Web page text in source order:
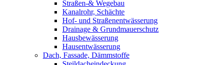
Straßen-& Wegebau
Kanalrohr, Schächte
Hof- und Straßenentwässerung
Drainage & Grundmauerschutz
Hausbewässerung
Hausentwässerung
Dach, Fassade, Dämmstoffe